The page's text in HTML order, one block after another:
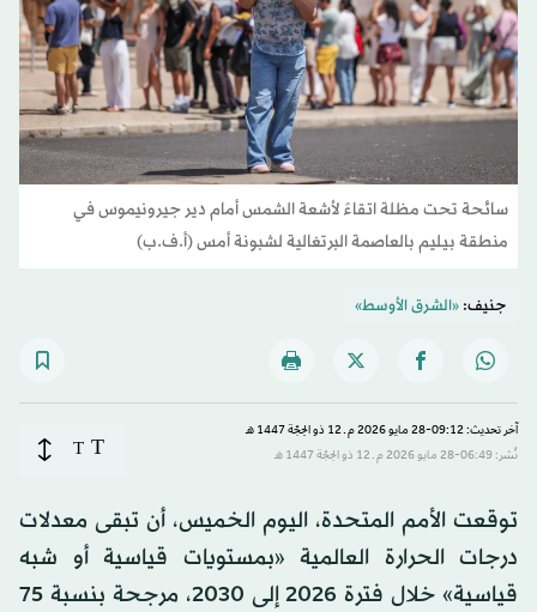
سائحة تحت مظلة اتقاءً لأشعة الشمس أمام دير جيرونيموس في
منطقة بيليم بالعاصمة البرتغالية لشبونة أمس (أ.ف.ب)
جنيف:«الشرق الأوسط»
آخر تحديث: 09:12-28 مايو 2026 م ـ 12 ذو الحِجّة 1447 هـ
نُشر: 06:49-28 مايو 2026 م ـ 12 ذو الحِجّة 1447 هـ
T
T
توقعت الأمم المتحدة، اليوم الخميس، أن تبقى معدلات
درجات الحرارة العالمية «بمستويات قياسية أو شبه
قياسية» خلال فترة 2026 إلى 2030، مرجحة بنسبة 75